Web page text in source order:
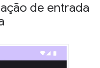
de entrada